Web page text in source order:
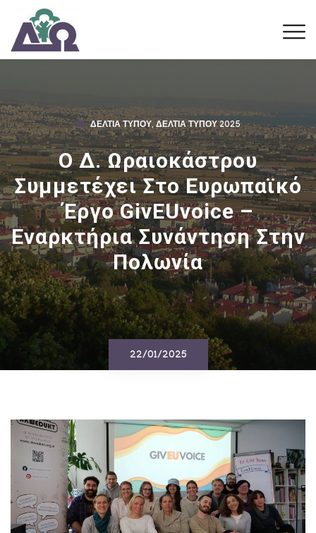
ΔΕΛΤΊΑ ΤΎΠΟΥ,ΔΕΛΤΊΑ ΤΎΠΟΥ 2025
Ο Δ. Ωραιοκάστρου
Συμμετέχει Στο Ευρωπαϊκό
Έργο GivEUvoice –
Εναρκτήρια Συνάντηση Στην
Πολωνία
22/01/2025